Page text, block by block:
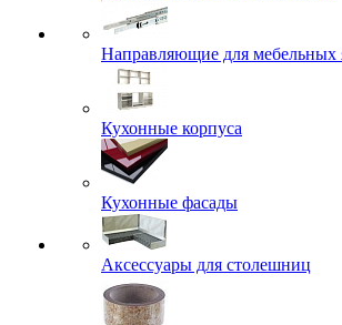
Направляющие для мебельных
Кухонные корпуса
Кухонные фасады
Аксессуары для столешниц